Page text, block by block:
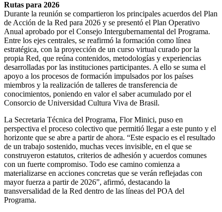
Rutas para 2026
Durante la reunión se compartieron los principales acuerdos del Plan
de Acción de la Red para 2026 y se presentó el Plan Operativo
Anual aprobado por el Consejo Intergubernamental del Programa.
Entre los ejes centrales, se reafirmó la formación como línea
estratégica, con la proyección de un curso virtual curado por la
propia Red, que reúna contenidos, metodologías y experiencias
desarrolladas por las instituciones participantes. A ello se suma el
apoyo a los procesos de formación impulsados por los países
miembros y la realización de talleres de transferencia de
conocimientos, poniendo en valor el saber acumulado por el
Consorcio de Universidad Cultura Viva de Brasil.
La Secretaria Técnica del Programa, Flor Minici, puso en
perspectiva el proceso colectivo que permitió llegar a este punto y el
horizonte que se abre a partir de ahora. “Este espacio es el resultado
de un trabajo sostenido, muchas veces invisible, en el que se
construyeron estatutos, criterios de adhesión y acuerdos comunes
con un fuerte compromiso. Todo ese camino comienza a
materializarse en acciones concretas que se verán reflejadas con
mayor fuerza a partir de 2026”, afirmó, destacando la
transversalidad de la Red dentro de las líneas del POA del
Programa.